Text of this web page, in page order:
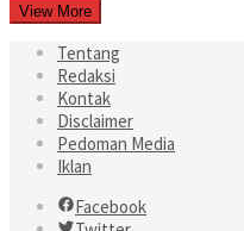
View More
Tentang
Redaksi
Kontak
Disclaimer
Pedoman Media
Iklan
Facebook